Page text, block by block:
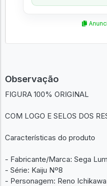
Observação
FIGURA 100% ORIGINAL
COM LOGO E SELOS DOS
Características do produto
- Fabricante/Marca: Sega
- Série: Kaiju Nº8
- Personagem: Reno